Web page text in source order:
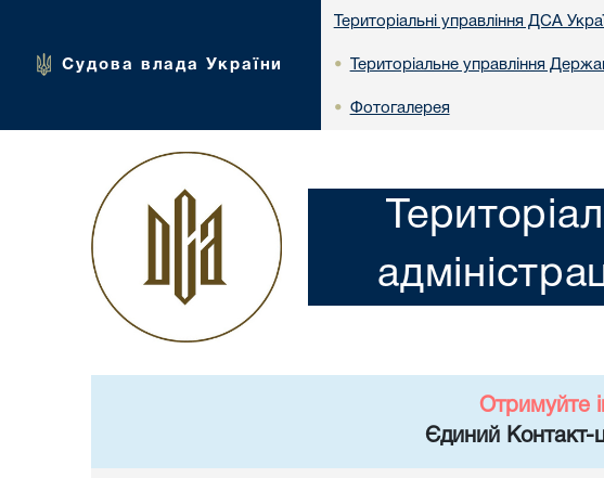
Судова влада України
Територіальні управління ДСА
• Територіальне управління
• Фотогалерея
Отримуйте
Єдиний Контакт-